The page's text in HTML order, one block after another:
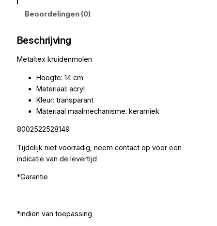
Beoordelingen (0)
Beschrijving
Metaltex kruidenmolen
Hoogte: 14 cm
Materiaal: acryl
Kleur: transparant
Materiaal maalmechanisme: keramiek
8002522528149
Tijdelijk niet voorradig, neem contact op voor een
indicatie van de levertijd
*Garantie
*indien van toepassing